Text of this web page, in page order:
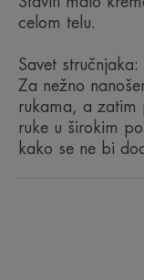
Krema
celom telu.
Savet stručnjaka:
Za nežno
rukama, a zatim
ruke u širokim
kako se ne bi